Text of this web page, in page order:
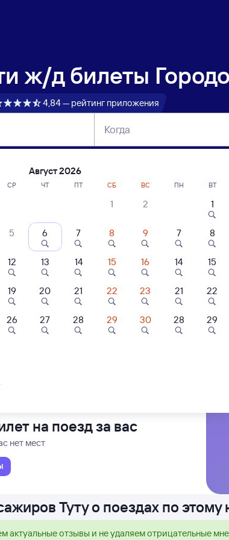
ж/д билеты
4,84 — рейтинг приложения
Когда
10
Городок — Витебск
Витебск — Городок
на 3 ноября. Отправление и прибытие по местному
Проходящий
Витеб.
03:25
на поезд за вас
нет мест
Туту о поездах по
актуальные отзывы и не удаляем отрицательные
Август 2026
СР ЧТ ПТ СБ ВС
1 2
5 6 7 8 9
12 13 14 15 16
19 20 21 22 23
26 27 28 29 30
ПН ВТ
1
7 8
14 15
21 22
28 29